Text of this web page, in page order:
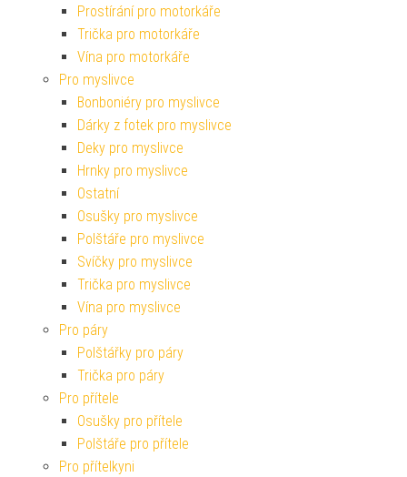
Prostírání pro motorkáře
Trička pro motorkáře
Vína pro motorkáře
Pro myslivce
Bonboniéry pro myslivce
Dárky z fotek pro myslivce
Deky pro myslivce
Hrnky pro myslivce
Ostatní
Osušky pro myslivce
Polštáře pro myslivce
Svíčky pro myslivce
Trička pro myslivce
Vína pro myslivce
Pro páry
Polštářky pro páry
Trička pro páry
Pro přítele
Osušky pro přítele
Polštáře pro přítele
Pro přítelkyni